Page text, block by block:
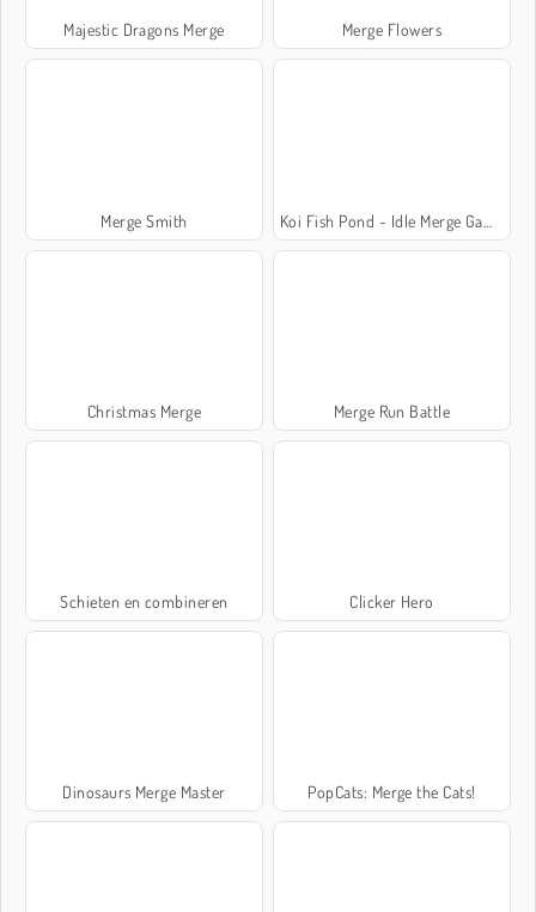
Majestic Dragons Merge Merge Flowers
Merge Smith Koi Fish Pond - Idle Merge Game
Christmas Merge Merge Run Battle
Schieten en combineren Clicker Hero
Dinosaurs Merge Master PopCats: Merge the Cats!